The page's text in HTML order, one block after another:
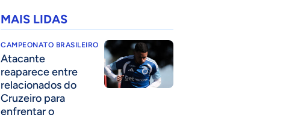
MAIS LIDAS
CAMPEONATO BRASILEIRO
Atacante
reaparece entre
relacionados do
Cruzeiro para
enfrentar o